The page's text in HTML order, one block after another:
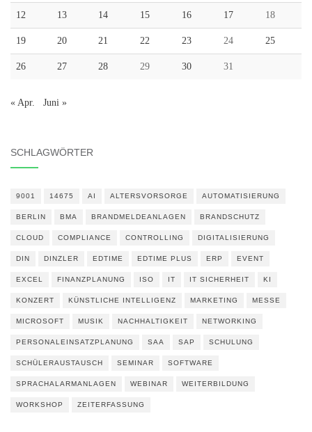
12 13 14 15 16 17 18
19 20 21 22 23 24 25
26 27 28 29 30 31
« Apr. Juni »
SCHLAGWÖRTER
9001 14675 AI ALTERSVORSORGE AUTOMATISIERUNG
BERLIN BMA BRANDMELDEANLAGEN BRANDSCHUTZ
CLOUD COMPLIANCE CONTROLLING DIGITALISIERUNG
DIN DINZLER EDTIME EDTIME PLUS ERP EVENT
EXCEL FINANZPLANUNG ISO IT IT SICHERHEIT KI
KONZERT KÜNSTLICHE INTELLIGENZ MARKETING MESSE
MICROSOFT MUSIK NACHHALTIGKEIT NETWORKING
PERSONALEINSATZPLANUNG SAA SAP SCHULUNG
SCHÜLERAUSTAUSCH SEMINAR SOFTWARE
SPRACHALARMANLAGEN WEBINAR WEITERBILDUNG
WORKSHOP ZEITERFASSUNG